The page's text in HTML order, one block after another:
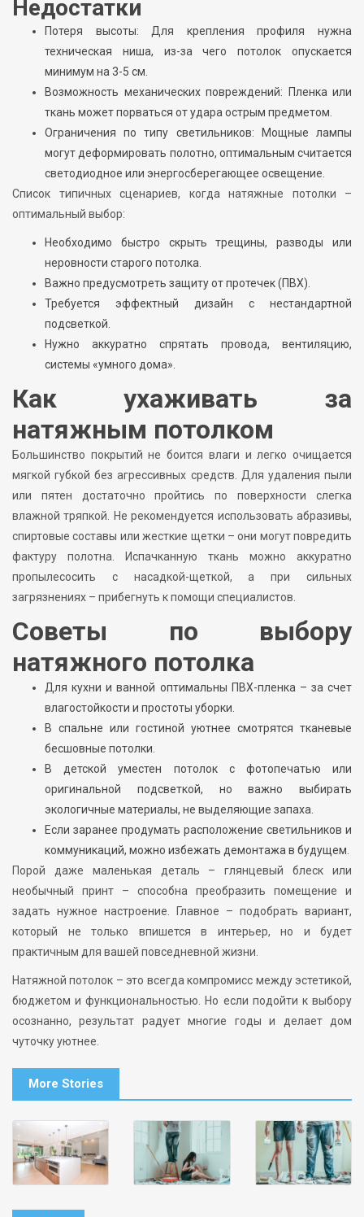
Недостатки
Потеря высоты: Для крепления профиля нужна
техническая ниша, из-за чего потолок опускается
минимум на 3-5 см.
Возможность механических повреждений: Пленка или
ткань может порваться от удара острым предметом.
Ограничения по типу светильников: Мощные лампы
могут деформировать полотно, оптимальным считается
светодиодное или энергосберегающее освещение.
Список типичных сценариев, когда натяжные потолки –
оптимальный выбор:
Необходимо быстро скрыть трещины, разводы или
неровности старого потолка.
Важно предусмотреть защиту от протечек (ПВХ).
Требуется эффектный дизайн с нестандартной
подсветкой.
Нужно аккуратно спрятать провода, вентиляцию,
системы «умного дома».
Как ухаживать за
натяжным потолком
Большинство покрытий не боится влаги и легко очищается
мягкой губкой без агрессивных средств. Для удаления пыли
или пятен достаточно пройтись по поверхности слегка
влажной тряпкой. Не рекомендуется использовать абразивы,
спиртовые составы или жесткие щетки – они могут повредить
фактуру полотна. Испачканную ткань можно аккуратно
пропылесосить с насадкой-щеткой, а при сильных
загрязнениях – прибегнуть к помощи специалистов.
Советы по выбору
натяжного потолка
Для кухни и ванной оптимальны ПВХ-пленка – за счет
влагостойкости и простоты уборки.
В спальне или гостиной уютнее смотрятся тканевые
бесшовные потолки.
В детской уместен потолок с фотопечатью или
оригинальной подсветкой, но важно выбирать
экологичные материалы, не выделяющие запаха.
Если заранее продумать расположение светильников и
коммуникаций, можно избежать демонтажа в будущем.
Порой даже маленькая деталь – глянцевый блеск или
необычный принт – способна преобразить помещение и
задать нужное настроение. Главное – подобрать вариант,
который не только впишется в интерьер, но и будет
практичным для вашей повседневной жизни.
Натяжной потолок – это всегда компромисс между эстетикой,
бюджетом и функциональностью. Но если подойти к выбору
осознанно, результат радует многие годы и делает дом
чуточку уютнее.
More Stories